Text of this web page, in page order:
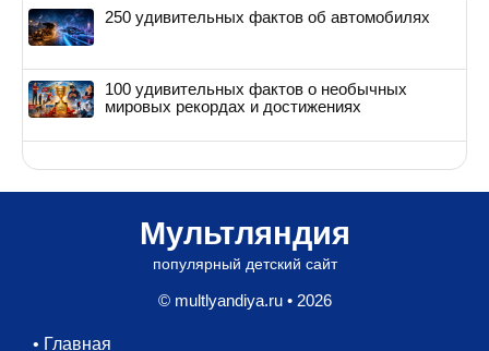
250 удивительных фактов об автомобилях
100 удивительных фактов о необычных
мировых рекордах и достижениях
Мультляндия
популярный детский сайт
© multlyandiya.ru • 2026
• Главная